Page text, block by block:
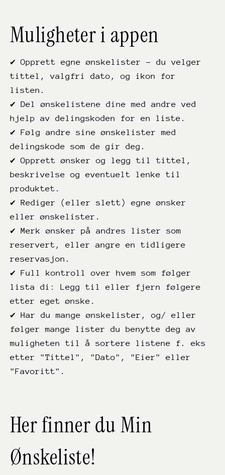
Muligheter i appen
✔ Opprett egne ønskelister - du velger
tittel, valgfri dato, og ikon for
listen.
✔ Del ønskelistene dine med andre ved
hjelp av delingskoden for en liste.
✔ Følg andre sine ønskelister med
delingskode som de gir deg.
✔ Opprett ønsker og legg til tittel,
beskrivelse og eventuelt lenke til
produktet.
✔ Rediger (eller slett) egne ønsker
eller ønskelister.
✔ Merk ønsker på andres lister som
reservert, eller angre en tidligere
reservasjon.
✔ Full kontroll over hvem som følger
lista di: Legg til eller fjern følgere
etter eget ønske.
✔ Har du mange ønskelister, og/ eller
følger mange lister du benytte deg av
muligheten til å sortere listene f. eks
etter "Tittel", "Dato", "Eier" eller
"Favoritt".
Her finner du Min
Ønskeliste!